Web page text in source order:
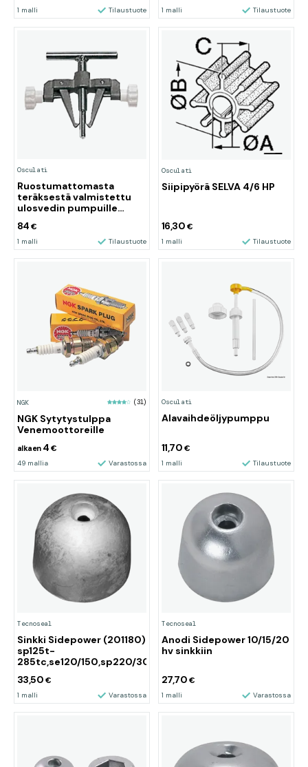
1 malli Tilaustuote 1 malli Tilaustuote
Osculati
Ruostumattomasta
teräksestä valmistettu
ulosvedin pumpuille
84€
1 malli Tilaustuote
Osculati
Siipipyörä SELVA 4/6 HP
16,30 €
1 malli Tilaustuote
NGK (31)
NGK Sytytystulppa
Venemoottoreille
alkaen 4 €
49 mallia Varastossa
Osculati
Alavaihdeöljypumppu
11,70 €
1 malli Tilaustuote
Tecnoseal
Sinkki Sidepower (201180)
sp125t-
285tc,se120/150,sp220/300
33,50 €
1 malli Varastossa
Tecnoseal
Anodi Sidepower 10/15/20
hv sinkkiin
27,70 €
1 malli Varastossa